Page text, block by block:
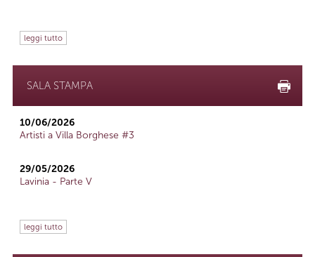
leggi tutto
SALA STAMPA
10/06/2026
Artisti a Villa Borghese #3
29/05/2026
Lavinia - Parte V
leggi tutto